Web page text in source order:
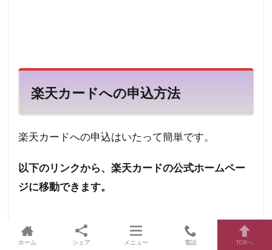
楽天カードへの申込方法
楽天カードへの申込はいたって簡単です。
以下のリンクから、楽天カードの公式ホームペー
ジに移動できます。
ホーム シェア メニュー 電話 TOPへ